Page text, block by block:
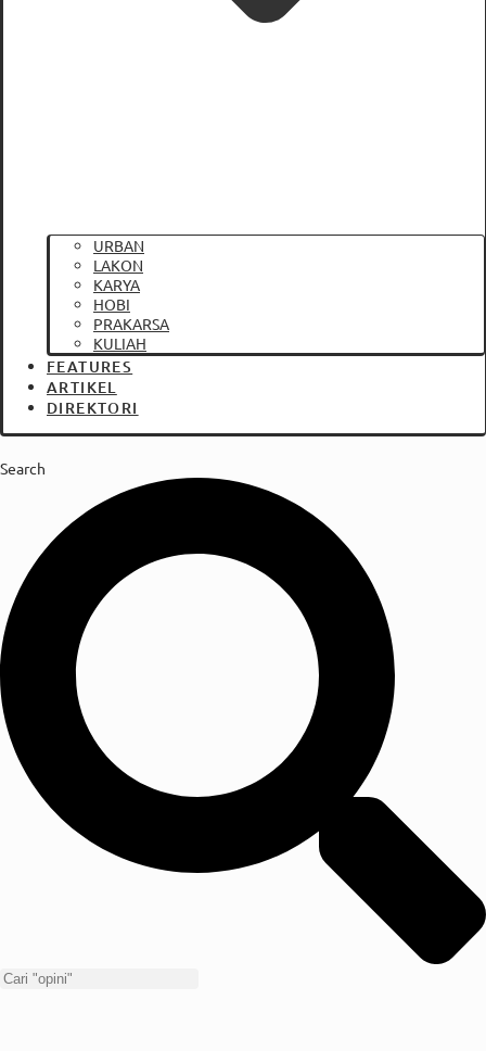
URBAN
LAKON
KARYA
HOBI
PRAKARSA
KULIAH
FEATURES
ARTIKEL
DIREKTORI
Search